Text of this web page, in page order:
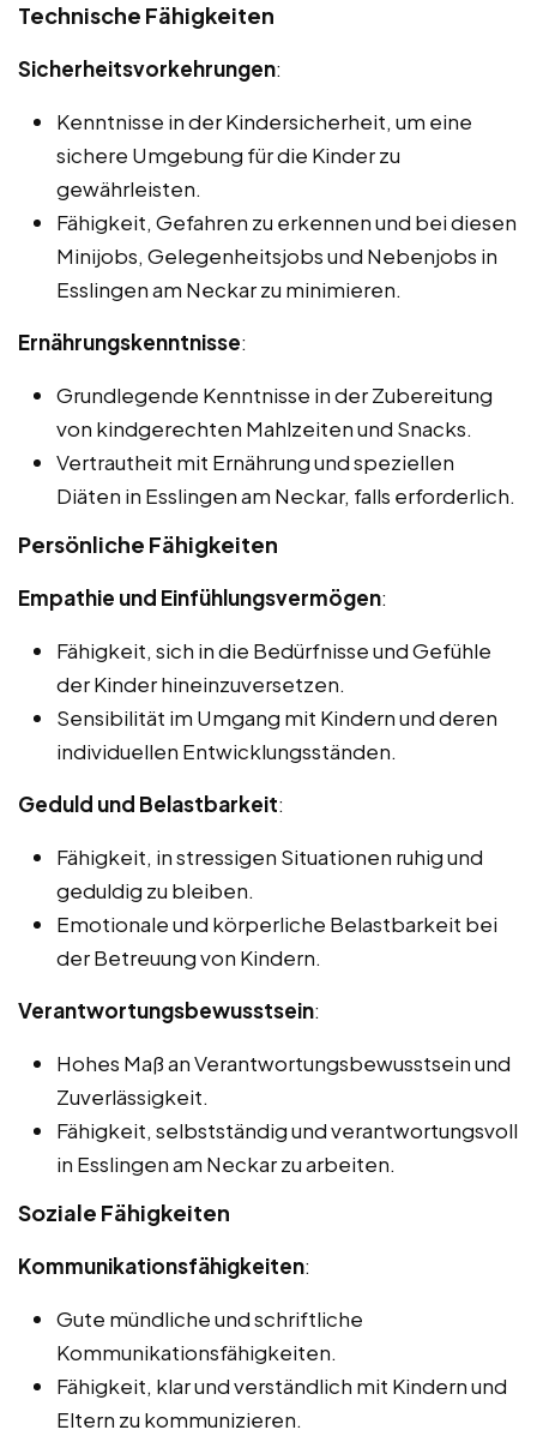
Technische Fähigkeiten
Sicherheitsvorkehrungen:
Kenntnisse in der Kindersicherheit, um eine
sichere Umgebung für die Kinder zu
gewährleisten.
Fähigkeit, Gefahren zu erkennen und bei diesen
Minijobs, Gelegenheitsjobs und Nebenjobs in
Esslingen am Neckar zu minimieren.
Ernährungskenntnisse:
Grundlegende Kenntnisse in der Zubereitung
von kindgerechten Mahlzeiten und Snacks.
Vertrautheit mit Ernährung und speziellen
Diäten in Esslingen am Neckar, falls erforderlich.
Persönliche Fähigkeiten
Empathie und Einfühlungsvermögen:
Fähigkeit, sich in die Bedürfnisse und Gefühle
der Kinder hineinzuversetzen.
Sensibilität im Umgang mit Kindern und deren
individuellen Entwicklungsständen.
Geduld und Belastbarkeit:
Fähigkeit, in stressigen Situationen ruhig und
geduldig zu bleiben.
Emotionale und körperliche Belastbarkeit bei
der Betreuung von Kindern.
Verantwortungsbewusstsein:
Hohes Maß an Verantwortungsbewusstsein und
Zuverlässigkeit.
Fähigkeit, selbstständig und verantwortungsvoll
in Esslingen am Neckar zu arbeiten.
Soziale Fähigkeiten
Kommunikationsfähigkeiten:
Gute mündliche und schriftliche
Kommunikationsfähigkeiten.
Fähigkeit, klar und verständlich mit Kindern und
Eltern zu kommunizieren.